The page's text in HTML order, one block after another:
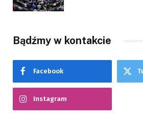
Bądźmy w kontakcie
Facebook
Instagram